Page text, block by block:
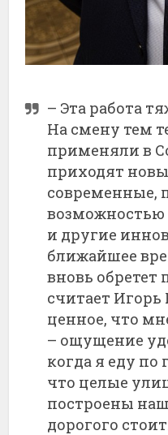
– Эта работа
На смену тем
применяли в
приходят
современные,
и другие
ближайшее
вновь обретет
считает
ценное, что
– ощущение
когда я еду
что целые
построены
дорогого